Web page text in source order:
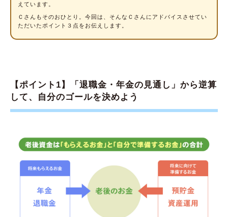
えています。
Ｃさんもそのおひとり。今回は、そんなＣさんにアドバイスさせてい
ただいたポイント３点をお伝えします。
【ポイント1】「退職金・年金の見通し」から逆算
して、自分のゴールを決めよう